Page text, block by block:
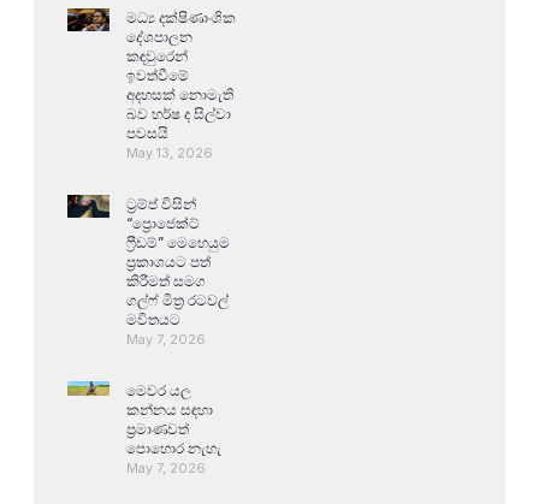
මධ්‍ය දක්ෂිණාංශික
දේශපාලන
කඳවුරෙන්
ඉවත්වීමේ
අදහසක් නොමැති
බව හර්ෂ ද සිල්වා
පවසයි
May 13, 2026
ට්‍රම්ප් විසින්
“ප්‍රොජෙක්ට්
ෆ්‍රීඩම්” මෙහෙයුම
ප්‍රකාශයට පත්
කිරීමත් සමග
ගල්ෆ් මිත්‍ර රටවල්
මවිතයට
May 7, 2026
මෙවර යල
කන්නය සඳහා
ප්‍රමාණවත්
පොහොර නැහැ
May 7, 2026